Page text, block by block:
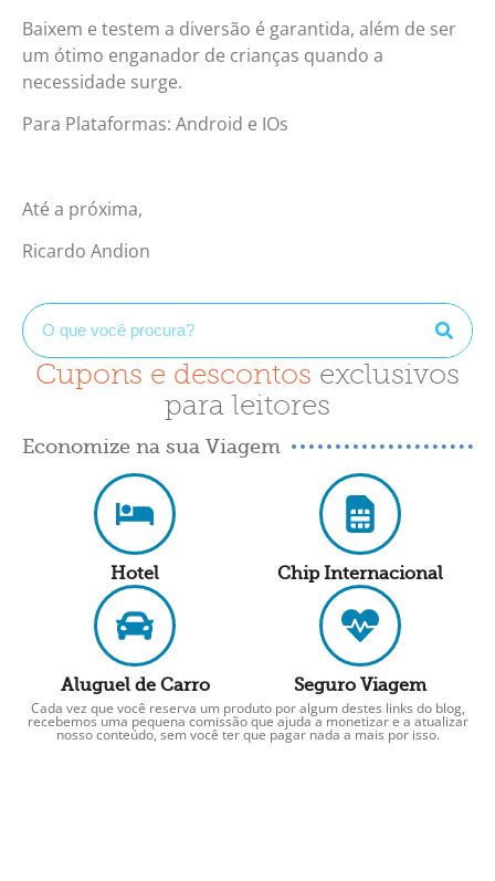
Baixem e testem a diversão é garantida, além de ser
um ótimo enganador de crianças quando a
necessidade surge.
Para Plataformas: Android e IOs
Até a próxima,
Ricardo Andion
Cupons e descontos exclusivos
para leitores
Economize na sua Viagem
Hotel Chip Internacional
Aluguel de Carro Seguro Viagem
Cada vez que você reserva um produto por algum destes links do blog,
recebemos uma pequena comissão que ajuda a monetizar e a atualizar
nosso conteúdo, sem você ter que pagar nada a mais por isso.